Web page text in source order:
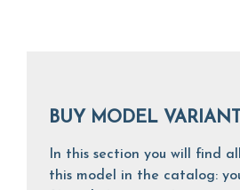
BUY MODEL
In this section you will find
this model in the catalog: